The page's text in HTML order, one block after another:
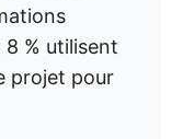
% utilisent
projet pour